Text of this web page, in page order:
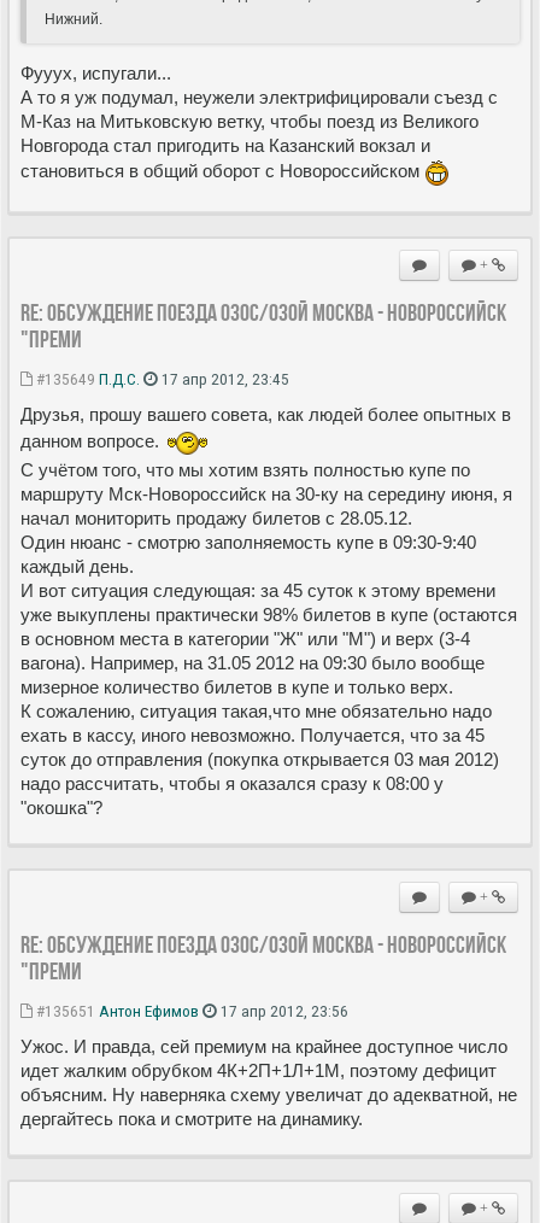
Нижний.
Фууух, испугали...
А то я уж подумал, неужели электрифицировали съезд с
М-Каз на Митьковскую ветку, чтобы поезд из Великого
Новгорода стал пригодить на Казанский вокзал и
становиться в общий оборот с Новороссийском
+
Re: Обсуждение поезда 030С/030Й Москва - Новороссийск
"Преми
#135649 П.Д.С. 17 апр 2012, 23:45
Друзья, прошу вашего совета, как людей более опытных в
данном вопросе.
С учётом того, что мы хотим взять полностью купе по
маршруту Мск-Новороссийск на 30-ку на середину июня, я
начал мониторить продажу билетов с 28.05.12.
Один нюанс - смотрю заполняемость купе в 09:30-9:40
каждый день.
И вот ситуация следующая: за 45 суток к этому времени
уже выкуплены практически 98% билетов в купе (остаются
в основном места в категории "Ж" или "М") и верх (3-4
вагона). Например, на 31.05 2012 на 09:30 было вообще
мизерное количество билетов в купе и только верх.
К сожалению, ситуация такая,что мне обязательно надо
ехать в кассу, иного невозможно. Получается, что за 45
суток до отправления (покупка открывается 03 мая 2012)
надо рассчитать, чтобы я оказался сразу к 08:00 у
"окошка"?
+
Re: Обсуждение поезда 030С/030Й Москва - Новороссийск
"Преми
#135651 Антон Ефимов 17 апр 2012, 23:56
Ужос. И правда, сей премиум на крайнее доступное число
идет жалким обрубком 4К+2П+1Л+1М, поэтому дефицит
объясним. Ну наверняка схему увеличат до адекватной, не
дергайтесь пока и смотрите на динамику.
+